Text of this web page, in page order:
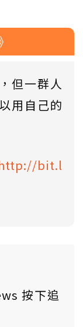
但一群人
用自己的
bit.l
按下追